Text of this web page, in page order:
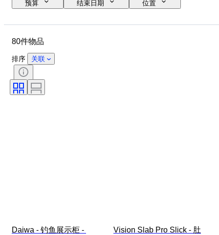
预算
结束日期
位置
时期
服装尺码
时代
运动员
测量尺寸
80件物品
排序 关联
Daiwa - 钓鱼展示柜 -
Vision Slab Pro Slick - 肚